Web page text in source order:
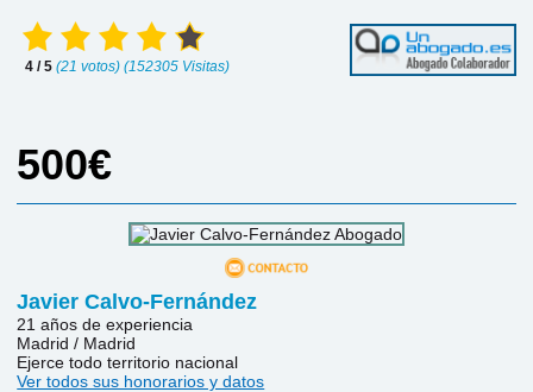
4 / 5(21 votos) (152305 Visitas)
500€
Javier Calvo-Fernández
21 años de experiencia
Madrid / Madrid
Ejerce todo territorio nacional
Ver todos sus honorarios y datos